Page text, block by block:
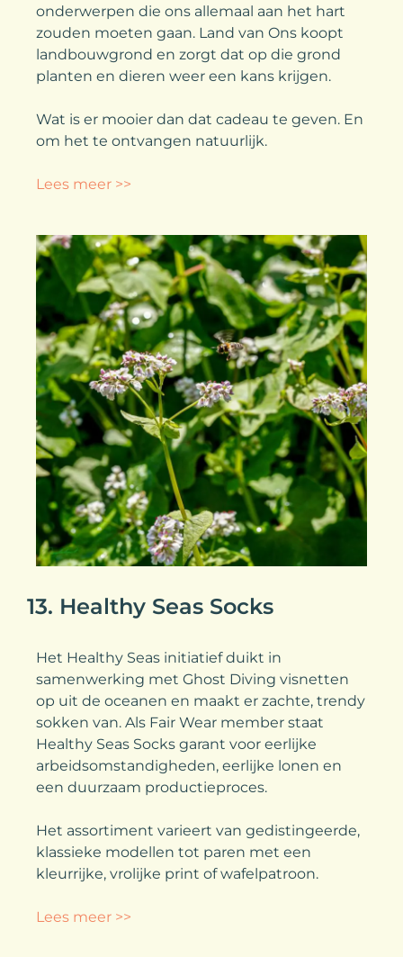
onderwerpen die ons allemaal aan het hart
zouden moeten gaan. Land van Ons koopt
landbouwgrond en zorgt dat op die grond
planten en dieren weer een kans krijgen.
Wat is er mooier dan dat cadeau te geven. En
om het te ontvangen natuurlijk.
Lees meer >>
13. Healthy Seas Socks
Het Healthy Seas initiatief duikt in
samenwerking met Ghost Diving visnetten
op uit de oceanen en maakt er zachte, trendy
sokken van. Als Fair Wear member staat
Healthy Seas Socks garant voor eerlijke
arbeidsomstandigheden, eerlijke lonen en
een duurzaam productieproces.
Het assortiment varieert van gedistingeerde,
klassieke modellen tot paren met een
kleurrijke, vrolijke print of wafelpatroon.
Lees meer >>